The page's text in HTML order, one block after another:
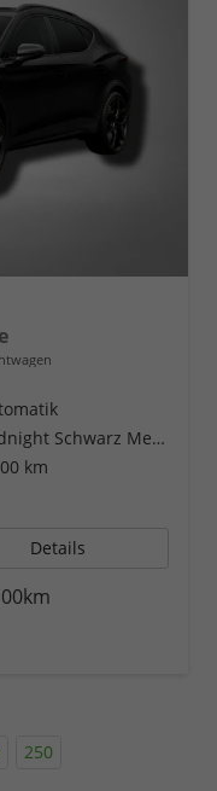
Midnight Schwarz Metallic
km
Details
250